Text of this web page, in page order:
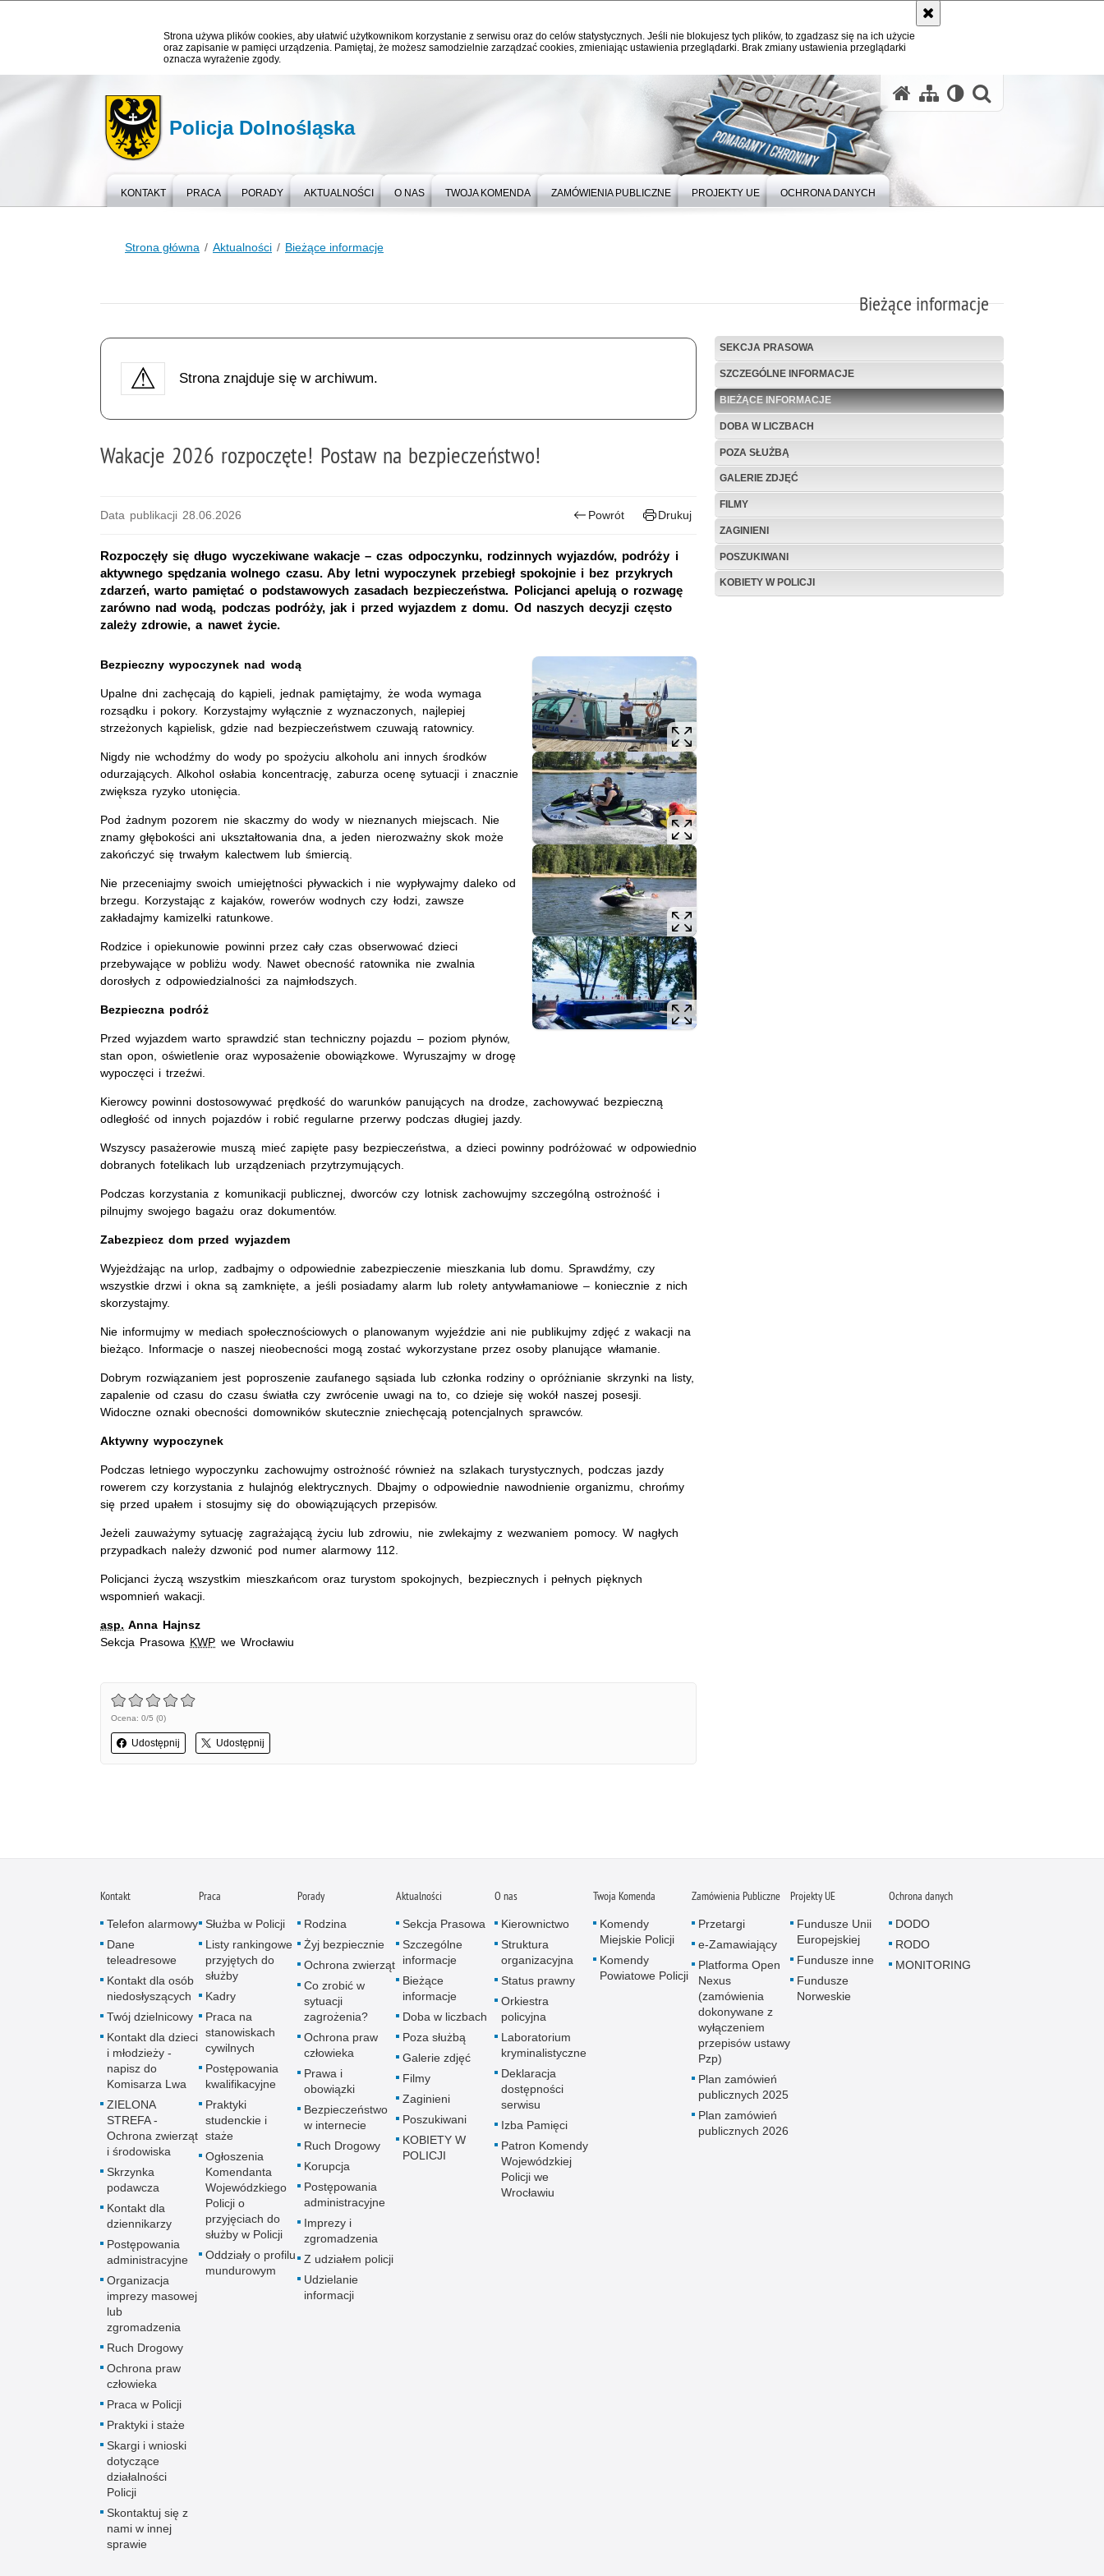
Strona używa plików cookies, aby ułatwić użytkownikom korzystanie z serwisu oraz do celów statystycznych. Jeśli nie blokujesz tych plików, to zgadzasz się na ich użycie
oraz zapisanie w pamięci urządzenia. Pamiętaj, że możesz samodzielnie zarządzać cookies, zmieniając ustawienia przeglądarki. Brak zmiany ustawienia przeglądarki
oznacza wyrażenie zgody.
Policja Dolnośląska
KONTAKT PRACA PORADY AKTUALNOŚCI O NAS TWOJA KOMENDA ZAMÓWIENIA PUBLICZNE PROJEKTY UE OCHRONA DANYCH
Strona główna Aktualności Bieżące informacje
Bieżące informacje
Strona znajduje się w archiwum.
Wakacje 2026 rozpoczęte! Postaw na bezpieczeństwo!
Data publikacji 28.06.2026 Powrót Drukuj
Rozpoczęły się długo wyczekiwane wakacje – czas odpoczynku, rodzinnych wyjazdów, podróży i
aktywnego spędzania wolnego czasu. Aby letni wypoczynek przebiegł spokojnie i bez przykrych
zdarzeń, warto pamiętać o podstawowych zasadach bezpieczeństwa. Policjanci apelują o rozwagę
zarówno nad wodą, podczas podróży, jak i przed wyjazdem z domu. Od naszych decyzji często
zależy zdrowie, a nawet życie.
Bezpieczny wypoczynek nad wodą
Upalne dni zachęcają do kąpieli, jednak pamiętajmy, że woda wymaga
rozsądku i pokory. Korzystajmy wyłącznie z wyznaczonych, najlepiej
strzeżonych kąpielisk, gdzie nad bezpieczeństwem czuwają ratownicy.
Nigdy nie wchodźmy do wody po spożyciu alkoholu ani innych środków
odurzających. Alkohol osłabia koncentrację, zaburza ocenę sytuacji i znacznie
zwiększa ryzyko utonięcia.
Pod żadnym pozorem nie skaczmy do wody w nieznanych miejscach. Nie
znamy głębokości ani ukształtowania dna, a jeden nierozważny skok może
zakończyć się trwałym kalectwem lub śmiercią.
Nie przeceniajmy swoich umiejętności pływackich i nie wypływajmy daleko od
brzegu. Korzystając z kajaków, rowerów wodnych czy łodzi, zawsze
zakładajmy kamizelki ratunkowe.
Rodzice i opiekunowie powinni przez cały czas obserwować dzieci
przebywające w pobliżu wody. Nawet obecność ratownika nie zwalnia
dorosłych z odpowiedzialności za najmłodszych.
Bezpieczna podróż
Przed wyjazdem warto sprawdzić stan techniczny pojazdu – poziom płynów,
stan opon, oświetlenie oraz wyposażenie obowiązkowe. Wyruszajmy w drogę
wypoczęci i trzeźwi.
Kierowcy powinni dostosowywać prędkość do warunków panujących na drodze, zachowywać bezpieczną
odległość od innych pojazdów i robić regularne przerwy podczas długiej jazdy.
Wszyscy pasażerowie muszą mieć zapięte pasy bezpieczeństwa, a dzieci powinny podróżować w odpowiednio
dobranych fotelikach lub urządzeniach przytrzymujących.
Podczas korzystania z komunikacji publicznej, dworców czy lotnisk zachowujmy szczególną ostrożność i
pilnujmy swojego bagażu oraz dokumentów.
Zabezpiecz dom przed wyjazdem
Wyjeżdżając na urlop, zadbajmy o odpowiednie zabezpieczenie mieszkania lub domu. Sprawdźmy, czy
wszystkie drzwi i okna są zamknięte, a jeśli posiadamy alarm lub rolety antywłamaniowe – koniecznie z nich
skorzystajmy.
Nie informujmy w mediach społecznościowych o planowanym wyjeździe ani nie publikujmy zdjęć z wakacji na
bieżąco. Informacje o naszej nieobecności mogą zostać wykorzystane przez osoby planujące włamanie.
Dobrym rozwiązaniem jest poproszenie zaufanego sąsiada lub członka rodziny o opróżnianie skrzynki na listy,
zapalenie od czasu do czasu światła czy zwrócenie uwagi na to, co dzieje się wokół naszej posesji.
Widoczne oznaki obecności domowników skutecznie zniechęcają potencjalnych sprawców.
Aktywny wypoczynek
Podczas letniego wypoczynku zachowujmy ostrożność również na szlakach turystycznych, podczas jazdy
rowerem czy korzystania z hulajnóg elektrycznych. Dbajmy o odpowiednie nawodnienie organizmu, chrońmy
się przed upałem i stosujmy się do obowiązujących przepisów.
Jeżeli zauważymy sytuację zagrażającą życiu lub zdrowiu, nie zwlekajmy z wezwaniem pomocy. W nagłych
przypadkach należy dzwonić pod numer alarmowy 112.
Policjanci życzą wszystkim mieszkańcom oraz turystom spokojnych, bezpiecznych i pełnych pięknych
wspomnień wakacji.
asp. Anna Hajnsz
Sekcja Prasowa KWP we Wrocławiu
Ocena: 0/5 (0)
Udostępnij Udostępnij
SEKCJA PRASOWA
SZCZEGÓLNE INFORMACJE
BIEŻĄCE INFORMACJE
DOBA W LICZBACH
POZA SŁUŻBĄ
GALERIE ZDJĘĆ
FILMY
ZAGINIENI
POSZUKIWANI
KOBIETY W POLICJI
Kontakt
Telefon alarmowy
Dane
teleadresowe
Kontakt dla osób
niedosłyszących
Twój dzielnicowy
Kontakt dla dzieci
i młodzieży -
napisz do
Komisarza Lwa
ZIELONA
STREFA -
Ochrona zwierząt
i środowiska
Skrzynka
podawcza
Kontakt dla
dziennikarzy
Postępowania
administracyjne
Organizacja
imprezy masowej
lub
zgromadzenia
Ruch Drogowy
Ochrona praw
człowieka
Praca w Policji
Praktyki i staże
Skargi i wnioski
dotyczące
działalności
Policji
Skontaktuj się z
nami w innej
sprawie
Praca
Służba w Policji
Listy rankingowe
przyjętych do
służby
Kadry
Praca na
stanowiskach
cywilnych
Postępowania
kwalifikacyjne
Praktyki
studenckie i
staże
Ogłoszenia
Komendanta
Wojewódzkiego
Policji o
przyjęciach do
służby w Policji
Oddziały o profilu
mundurowym
Porady
Rodzina
Żyj bezpiecznie
Ochrona zwierząt
Co zrobić w
sytuacji
zagrożenia?
Ochrona praw
człowieka
Prawa i
obowiązki
Bezpieczeństwo
w internecie
Ruch Drogowy
Korupcja
Postępowania
administracyjne
Imprezy i
zgromadzenia
Z udziałem policji
Udzielanie
informacji
Aktualności
Sekcja Prasowa
Szczególne
informacje
Bieżące
informacje
Doba w liczbach
Poza służbą
Galerie zdjęć
Filmy
Zaginieni
Poszukiwani
KOBIETY W
POLICJI
O nas
Kierownictwo
Struktura
organizacyjna
Status prawny
Orkiestra
policyjna
Laboratorium
kryminalistyczne
Deklaracja
dostępności
serwisu
Izba Pamięci
Patron Komendy
Wojewódzkiej
Policji we
Wrocławiu
Twoja Komenda
Komendy
Miejskie Policji
Komendy
Powiatowe Policji
Zamówienia Publiczne
Przetargi
e-Zamawiający
Platforma Open
Nexus
(zamówienia
dokonywane z
wyłączeniem
przepisów ustawy
Pzp)
Plan zamówień
publicznych 2025
Plan zamówień
publicznych 2026
Projekty UE
Fundusze Unii
Europejskiej
Fundusze inne
Fundusze
Norweskie
Ochrona danych
DODO
RODO
MONITORING